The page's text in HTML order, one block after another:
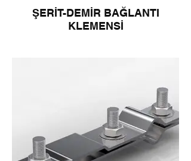
ŞERİT-DEMİR BAĞLANTI
KLEMENSİ